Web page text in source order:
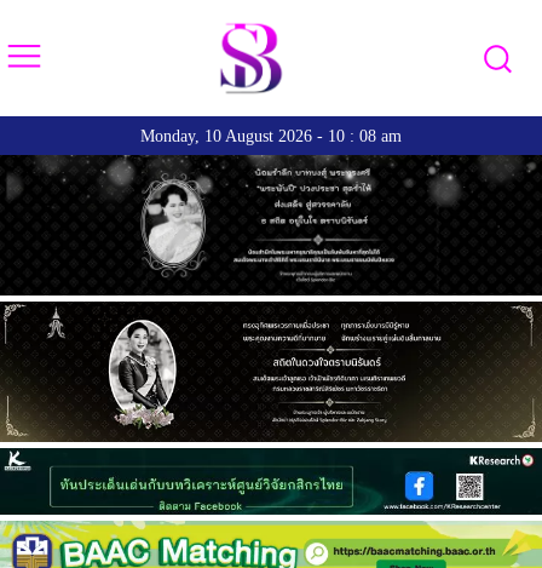
Monday, 10 August 2026 - 10 : 08 am